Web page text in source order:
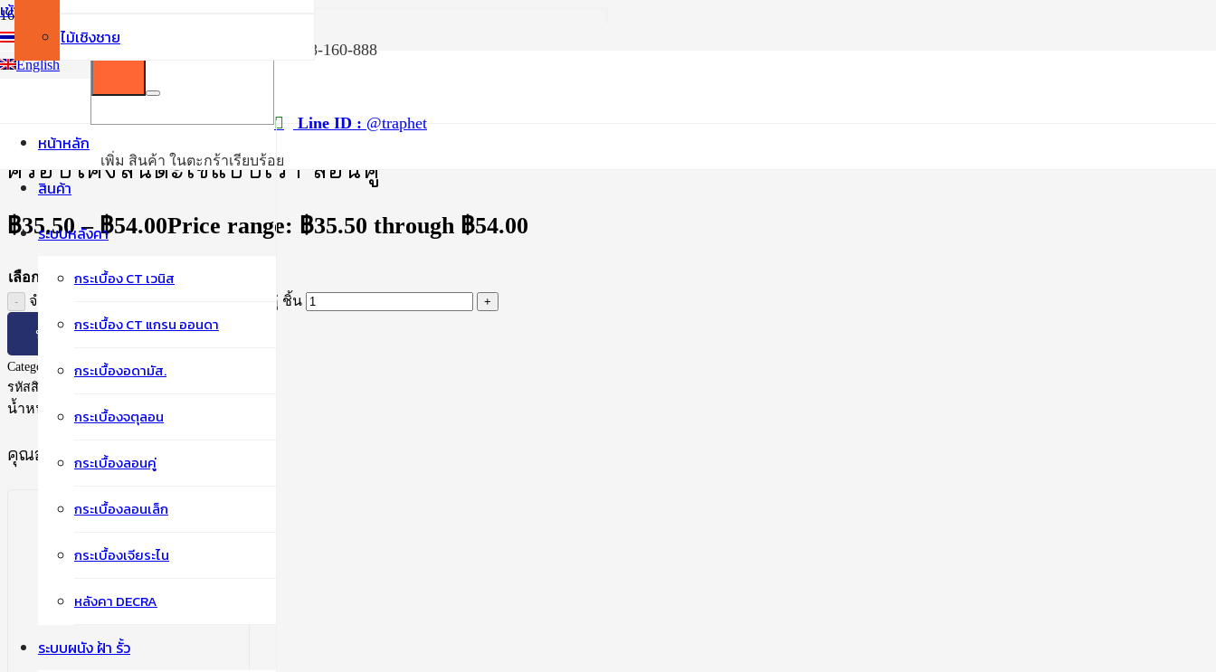
เข้าสู่ระบบ / สมัครสมาชิก
English
เพิ่ม สินค้า ในตะกร้าเรียบร้อย
038-160-888
Line ID : @traphet
ไม้เชิงชาย
หน้าหลัก
สินค้า
ระบบหลังคา
กระเบื้อง CT เวนิส
กระเบื้อง CT แกรน ออนดา
กระเบื้องอดามัส.
กระเบื้องจตุลอน
กระเบื้องลอนคู่
กระเบื้องลอนเล็ก
กระเบื้องเจียระไน
หลังคา DECRA
ระบบผนัง ฝ้า รั้ว
หน้าแรก
/
ครอบโค้งสันตะเข้แบบเว้า ลอนคู่
฿35.50 – ฿54.00Price range: ฿35.50 through ฿54.00
เลือกสี
จำนวน ครอบโค้งสันตะเข้แบบเว้า ลอนคู่ ชิ้น
หยิบใส่ตะกร้า
Category:กระเบื้องลอนคู่
รหัสสินค้า:
น้ำหนัก: ไม่ระบุ
คุณอาจจะชื่นชอบ…